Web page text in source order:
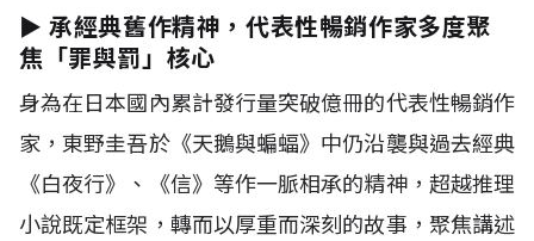
► 承經典舊作精神，代表性暢銷作家多度聚
焦「罪與罰」核心
身為在日本國內累計發行量突破億冊的代表性暢銷作
家，東野圭吾於《天鵝與蝙蝠》中仍沿襲與過去經典
《白夜行》、《信》等作一脈相承的精神，超越推理
小說既定框架，轉而以厚重而深刻的故事，聚焦講述